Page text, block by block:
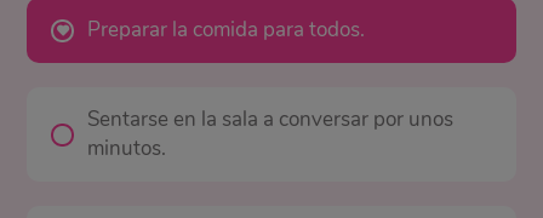
Preparar la comida para todos.
Sentarse en la sala a conversar por unos
minutos.